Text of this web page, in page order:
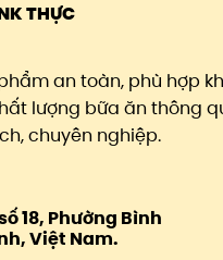
THỰC
an toàn, phù hợp
lượng bữa ăn thông
chuyên nghiệp.
18, Phường Bình
Việt Nam.